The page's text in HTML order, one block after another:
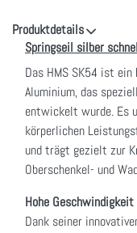
Produktdetails
Springseil silber
Das HMS SK54 ist
Aluminium, das
entwickelt wurde. Es
körperlichen
und trägt gezielt zur
Oberschenkel- und
Hohe
Dank seiner